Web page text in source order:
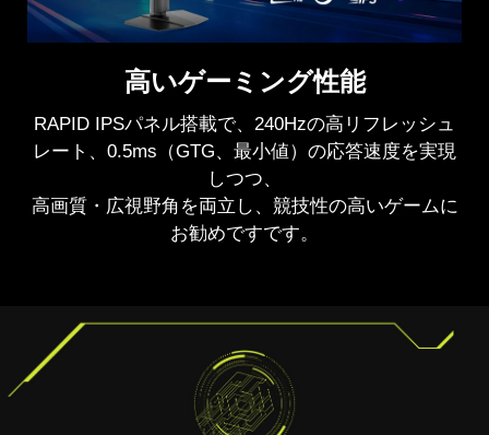
高いゲーミング性能
RAPID IPSパネル搭載で、240Hzの高リフレッシュ
レート、0.5ms（GTG、最小値）の応答速度を実現
しつつ、
高画質・広視野角を両立し、競技性の高いゲームに
お勧めですです。
ット
画面のチラツキやブルーライト軽減するアンチフリ
ッカー＆ブルーライトカット機能を備え、長時間の
ゲームプレイでも目の疲労を抑えます。
HDR表示対応
もっとも明るい箇所と暗い箇所どちらの階調も
犠牲にすることなくリアルな表現が可能で、
メリハリのある映像でよりゲームプレイを楽し
むことが出来ます。